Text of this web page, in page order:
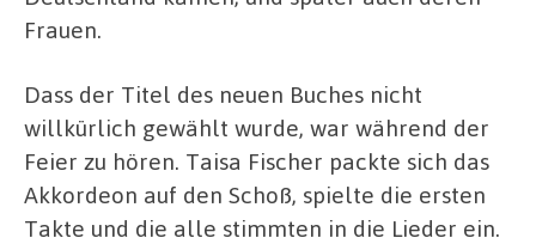
Frauen.
Dass der Titel des neuen Buches nicht
willkürlich gewählt wurde, war während der
Feier zu hören. Taisa Fischer packte sich das
Akkordeon auf den Schoß, spielte die ersten
Takte und die alle stimmten in die Lieder ein.